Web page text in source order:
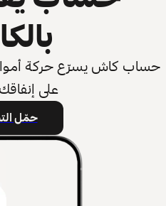
حساب كاش يسرّع حركة
على
حمّل